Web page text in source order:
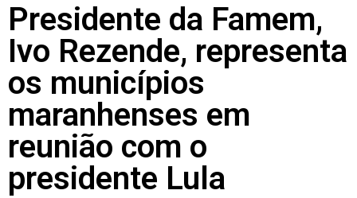
Presidente da Famem,
Ivo Rezende, representa
os municípios
maranhenses em
reunião com o
presidente Lula